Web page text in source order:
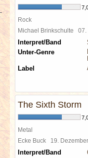
Rock
Michael Brinkschulte 07.
Interpret/Band
Unter-Genre
Label
The Sixth Storm
Metal
Ecke Buck 19.
Interpret/Band